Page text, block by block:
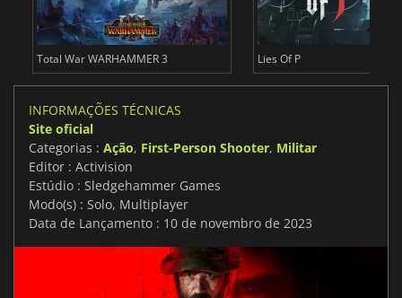
Total War WARHAMMER 3 Lies Of P
INFORMAÇÕES TÉCNICAS
Site oficial
Categorias : Ação, First-Person Shooter, Militar
Editor : Activision
Estúdio : Sledgehammer Games
Modo(s) : Solo, Multiplayer
Data de Lançamento : 10 de novembro de 2023